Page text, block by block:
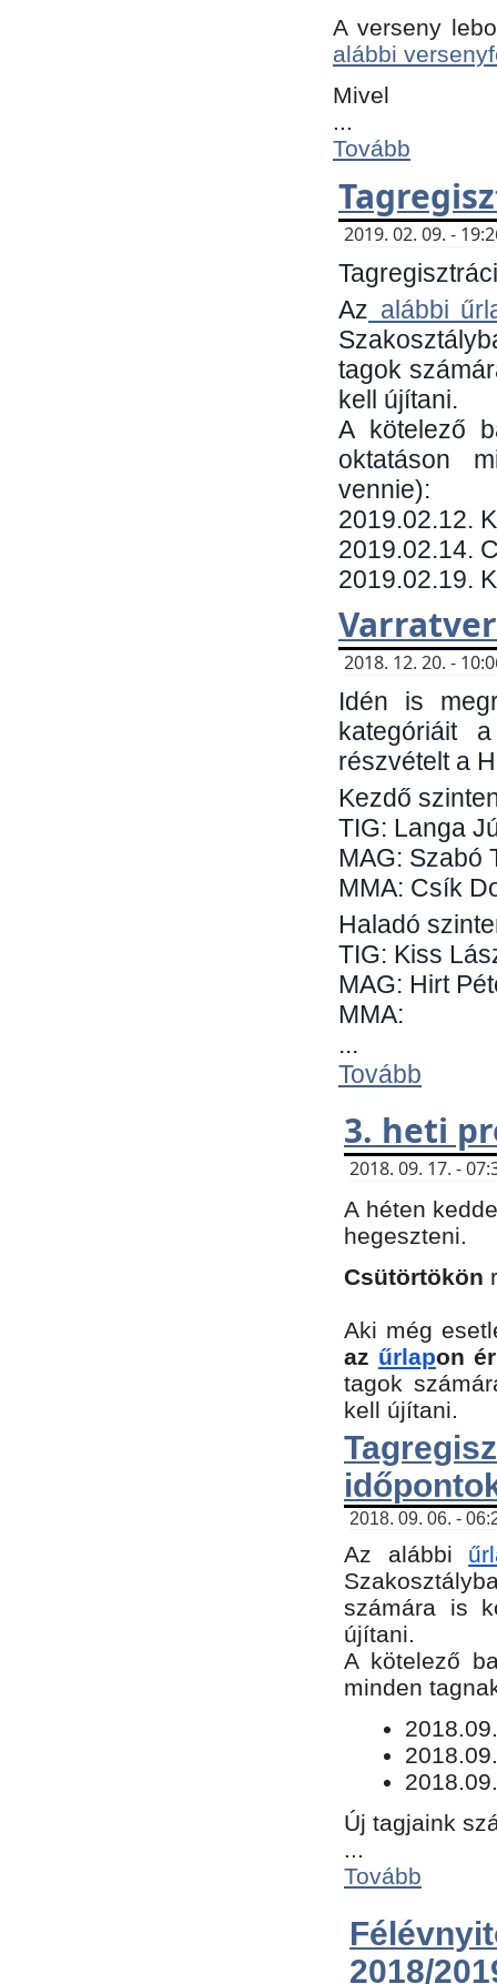
A verseny
alábbi
Mivel
...
Tovább
2019. 02. 09. -
Az alábbi
tagok
kell újítani.
​A kötelező
oktatáson
vennie):
​2019.02.12.
2019.02.14.
2019.02.19.
2018. 12. 20. -
Idén is
kategóriáit
részvételt a
Kezdő
TIG: Langa
MAG: Szabó
MMA: Csík
Haladó
TIG: Kiss
MAG: Hirt
MMA:
...
Tovább
3. heti
2018. 09. 17. -
A héten
hegeszteni.
Csütörtökön
Aki még
az űrlapon
tagok
kell újítani.
2018. 09. 06. -
Az alábbi
számára is
újítani.
​A kötelező
minden
Új tagjaink
...
Tovább
2018/